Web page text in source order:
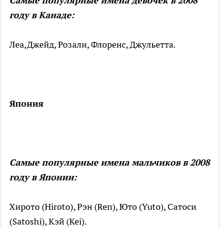
году в Канаде:
Леа,Джейд, Розали, Флоренс, Джульетта.
Япония
Самые популярные имена мальчиков в 2008
году в Японии:
Хирото (Hiroto), Рэн (Ren), Юто (Yuto), Сатоси
(Satoshi), Кэй (Kei).